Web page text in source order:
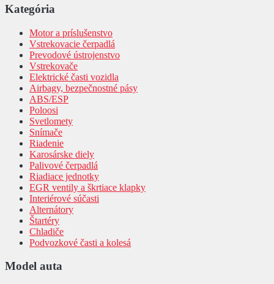
Kategória
Motor a príslušenstvo
Vstrekovacie čerpadlá
Prevodové ústrojenstvo
Vstrekovače
Elektrické časti vozidla
Airbagy, bezpečnostné pásy
ABS/ESP
Poloosi
Svetlomety
Snímače
Riadenie
Karosárske diely
Palivové čerpadlá
Riadiace jednotky
EGR ventily a škrtiace klapky
Interiérové súčasti
Alternátory
Štartéry
Chladiče
Podvozkové časti a kolesá
Model auta